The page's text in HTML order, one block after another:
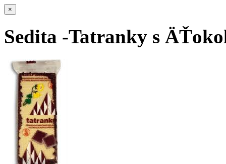
×
Sedita -Tatranky s